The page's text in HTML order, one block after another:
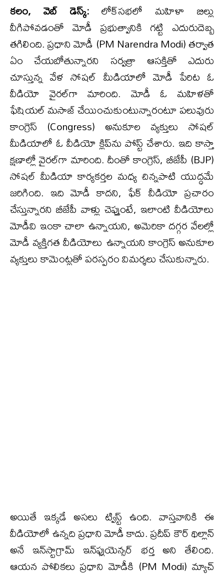
క‌లం, వెబ్ డెస్క్‌: లోక్‌స‌భ‌లో మ‌హిళా బిల్లు
వీగిపోవ‌డంతో మోడీ ప్ర‌భుత్వానికి గ‌ట్టి ఎదురుదెబ్బ
త‌గిలింది. ప్ర‌ధాని మోడీ (PM Narendra Modi) త‌ర్వాత
ఏం చేయ‌బోతున్నార‌ని స‌ర్వ‌త్రా ఆస‌క్తితో ఎదురు
చూస్తున్న వేళ సోష‌ల్ మీడియాలో మోడీ పేరిట ఓ
వీడియో వైర‌ల్‌గా మారింది. మోడీ ఓ మ‌హిళ‌తో
ఫేషియ‌ల్‌ మ‌సాజ్ చేయించుకుంటున్నారంటూ ప‌లువురు
కాంగ్రెస్ (Congress) అనుకూల వ్య‌క్తులు సోష‌ల్
మీడియాలో ఓ వీడియో క్లిప్‌ను పోస్ట్ చేశారు. ఇది కాస్తా
క్ష‌ణాల్లో వైర‌ల్‌గా మారింది. దీంతో కాంగ్రెస్, బీజేపీ (BJP)
సోష‌ల్ మీడియా కార్య‌క‌ర్త‌ల మ‌ధ్య చిన్న‌పాటి యుద్ధ‌మే
జ‌రిగింది. ఇది మోడీ కాద‌ని, ఫేక్ వీడియో ప్ర‌చారం
చేస్తున్నార‌ని బీజేపీ వాళ్లు చెప్తుంటే, ఇలాంటి వీడియోలు
మోడీవి ఇంకా చాలా ఉన్నాయ‌ని, అమెరికా ద‌గ్గ‌ర‌ వేల‌ల్లో
మోడీ వ్య‌క్తిగ‌త వీడియోలు ఉన్నాయ‌ని కాంగ్రెస్ అనుకూల
వ్య‌క్తులు కామెంట్ల‌తో ప‌ర‌స్ప‌రం విమ‌ర్శ‌లు చేసుకున్నారు.
అయితే ఇక్క‌డే అస‌లు ట్విస్ట్ ఉంది. వాస్త‌వానికి ఈ
వీడియోలో ఉన్న‌ది ప్ర‌ధాని మోడీ కాదు. ప్ర‌దీప్ కౌర్ థిల్లాన్
అనే ఇన్‌స్టాగ్రామ్ ఇన్‌ఫ్లుయెన్సర్ భర్త అని తేలింది.
ఆయ‌న పోలిక‌లు ప్ర‌ధాని మోడీకి (PM Modi) మ్యాచ్